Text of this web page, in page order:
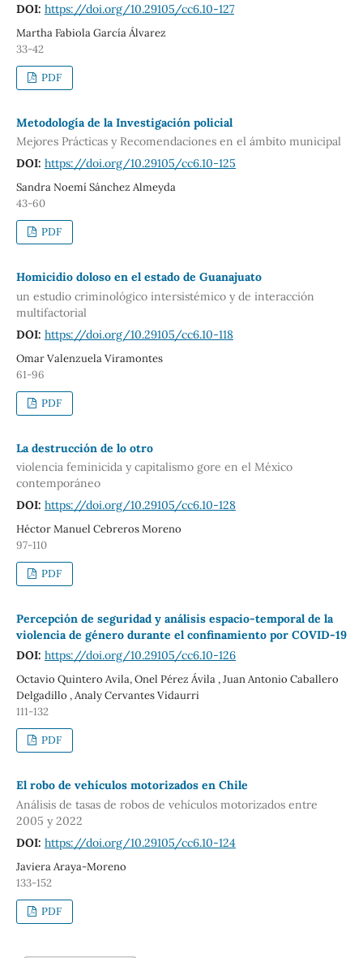
DOI: https://doi.org/10.29105/cc6.10-127
Martha Fabiola García Álvarez
33-42
PDF
Metodología de la Investigación policial
Mejores Prácticas y Recomendaciones en el ámbito municipal
DOI: https://doi.org/10.29105/cc6.10-125
Sandra Noemí Sánchez Almeyda
43-60
PDF
Homicidio doloso en el estado de Guanajuato
un estudio criminológico intersistémico y de interacción
multifactorial
DOI: https://doi.org/10.29105/cc6.10-118
Omar Valenzuela Viramontes
61-96
PDF
La destrucción de lo otro
violencia feminicida y capitalismo gore en el México
contemporáneo
DOI: https://doi.org/10.29105/cc6.10-128
Héctor Manuel Cebreros Moreno
97-110
PDF
Percepción de seguridad y análisis espacio-temporal de la
violencia de género durante el confinamiento por COVID-19
DOI: https://doi.org/10.29105/cc6.10-126
Octavio Quintero Avila, Onel Pérez Ávila , Juan Antonio Caballero
Delgadillo , Analy Cervantes Vidaurri
111-132
PDF
El robo de vehículos motorizados en Chile
Análisis de tasas de robos de vehículos motorizados entre
2005 y 2022
DOI: https://doi.org/10.29105/cc6.10-124
Javiera Araya-Moreno
133-152
PDF